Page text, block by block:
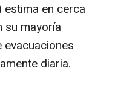
en cerca
su mayoría
diaria.